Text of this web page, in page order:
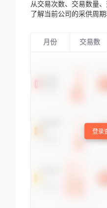
从交易次数、交易数量
了解当前公司的采供周
月份 交易数
登录